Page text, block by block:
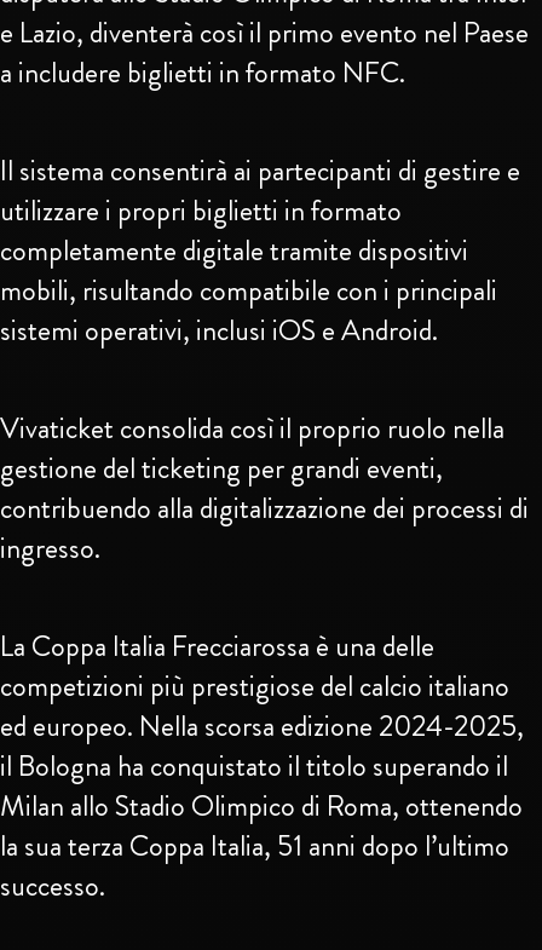
e Lazio, diventerà così il primo evento nel Paese
a includere biglietti in formato NFC.
Il sistema consentirà ai partecipanti di gestire e
utilizzare i propri biglietti in formato
completamente digitale tramite dispositivi
mobili, risultando compatibile con i principali
sistemi operativi, inclusi iOS e Android.
Vivaticket consolida così il proprio ruolo nella
gestione del ticketing per grandi eventi,
contribuendo alla digitalizzazione dei processi di
ingresso.
La Coppa Italia Frecciarossa è una delle
competizioni più prestigiose del calcio italiano
ed europeo. Nella scorsa edizione 2024-2025,
il Bologna ha conquistato il titolo superando il
Milan allo Stadio Olimpico di Roma, ottenendo
la sua terza Coppa Italia, 51 anni dopo l’ultimo
successo.